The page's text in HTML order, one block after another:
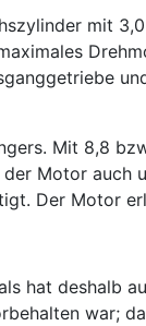
mit
Mit 8,8
Motor auch
Der Motor
hat deshalb
war;